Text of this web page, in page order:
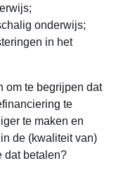
onderwijs;
in het
om te begrijpen dat
te
te maken en
de (kwaliteit van)
dat betalen?